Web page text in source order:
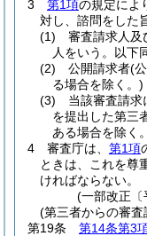
3
第1項の規定によ
対し、諮問をした
(1)
審査請求人及
人をいう。以下
(2)
公開請求者(
る場合を除く。)
(3)
当該審査請
を提出した第三
ある場合を除く
4
審査庁は、 第1項
ときは、これを尊
ければならない。
(一部改正〔
(第三者からの審
第19条
第14条第3